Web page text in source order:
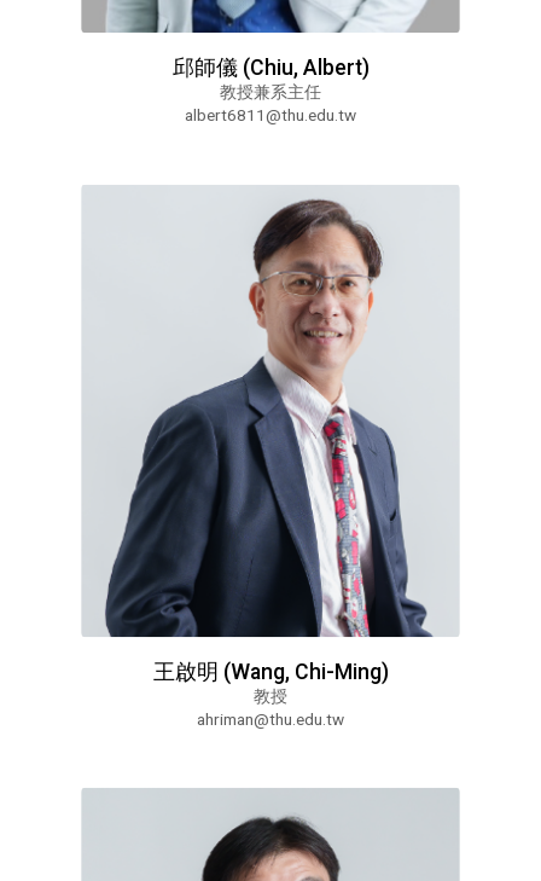
邱師儀 (Chiu, Albert)
教授兼系主任
albert6811@thu.edu.tw
王啟明 (Wang, Chi-Ming)
教授
ahriman@thu.edu.tw